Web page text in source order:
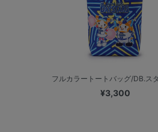
フルカラートートバッグ/DB.ス
¥3,300